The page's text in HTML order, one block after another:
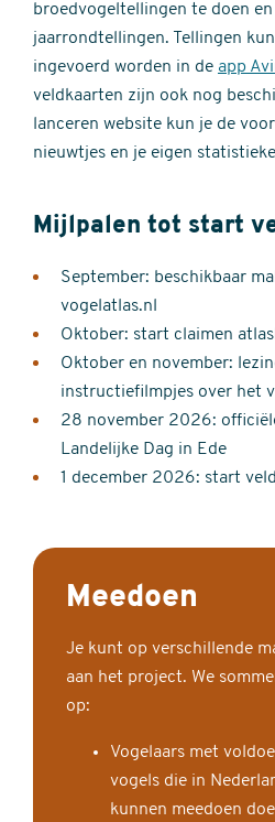
broedvogeltellingen te doen
jaarrondtellingen. Tellingen
ingevoerd worden in de app
veldkaarten zijn ook nog
lanceren website kun je de
nieuwtjes en je eigen
Mijlpalen tot start
September: beschikbaar
vogelatlas.nl
Oktober: start claimen
Oktober en november:
instructiefilmpjes over het
28 november 2026:
Landelijke Dag in Ede
1 december 2026: start
Meedoen
Je kunt op verschillende
aan het project. We
op:
Vogelaars met
vogels die in
kunnen meedoen